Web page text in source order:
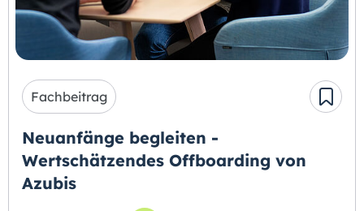
Fachbeitrag
Neuanfänge begleiten -
Wertschätzendes Offboarding von
Azubis